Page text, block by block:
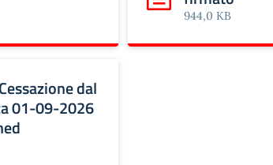
2026 Scarica: avviso
944,0 KB
dal servizio con decorrenza 01-
dal
01-09-2026